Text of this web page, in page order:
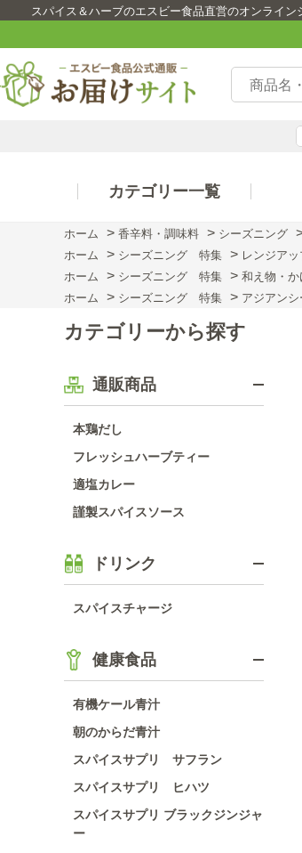
スパイス＆ハーブのエスビー食品直営のオンライン
カテゴリー一覧
ホーム > 香辛料・調味料 > シーズニング
ホーム
> シーズニング 特集 > レンジア
ホーム
> シーズニング 特集 > 和え物・
ホーム
> シーズニング 特集 > アジアン
カテゴリーから探す
通販商品
本鶏だし
フレッシュハーブティー
適塩カレー
謹製スパイスソース
ドリンク
スパイスチャージ
健康食品
有機ケール青汁
朝のからだ青汁
スパイスサプリ サフラン
スパイスサプリ ヒハツ
スパイスサプリ ブラックジンジャ
ー